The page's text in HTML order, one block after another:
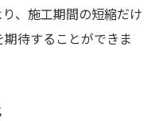
、施工期間の短縮だけ
待することができま